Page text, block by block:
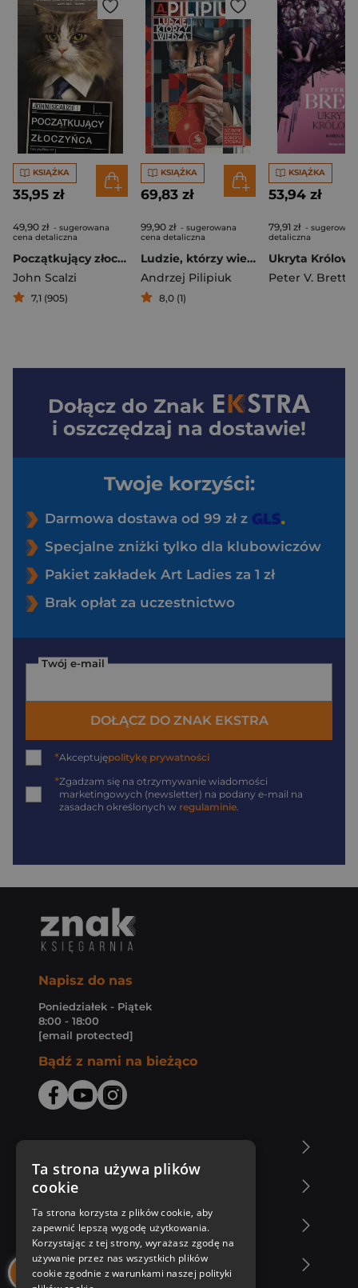
KSIĄŻKA
35,95 zł
49,90 zł - sugerowana
cena detaliczna
Początkujący złoczyńca
John Scalzi
7,1 (905)
KSIĄŻKA
69,83 zł
99,90 zł - sugerowana
cena detaliczna
Ludzie, którzy wiedzą (wyd. specjalne)
Andrzej Pilipiuk
8,0 (1)
KSIĄŻKA
53,94 zł
79,91 zł -
detaliczna
Peter V. Brett
Dołącz do Znak
i oszczędzaj na dostawie!
Twoje korzyści:
Darmowa dostawa od 99 zł z
Specjalne zniżki tylko dla klubowiczów
Pakiet zakładek Art Ladies za 1 zł
Brak opłat za uczestnictwo
Twój e-mail
DOŁĄCZ DO ZNAK EKSTRA
*Akceptujępolitykę prywatności
*Zgadzam się na otrzymywanie wiadomości
marketingowych (newsletter) na podany e-mail na
zasadach określonych w regulaminie
Napisz do nas
Poniedziałek - Piątek
8:00 - 18:00
[email protected]
Bądź z nami na bieżąco
Zakupy u nas
Nasza oferta
Nasi autorzy
Ta strona używa plików
cookie
Ta strona korzysta z plików cookie, aby
zapewnić lepszą wygodę użytkowania.
Korzystając z tej strony, wyrażasz zgodę na
używanie przez nas wszystkich plików
cookie zgodnie z warunkami naszej polityki